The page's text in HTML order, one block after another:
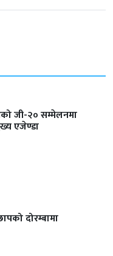
जी-२० सम्मेलनमा
एजेण्डा
दोरम्बामा